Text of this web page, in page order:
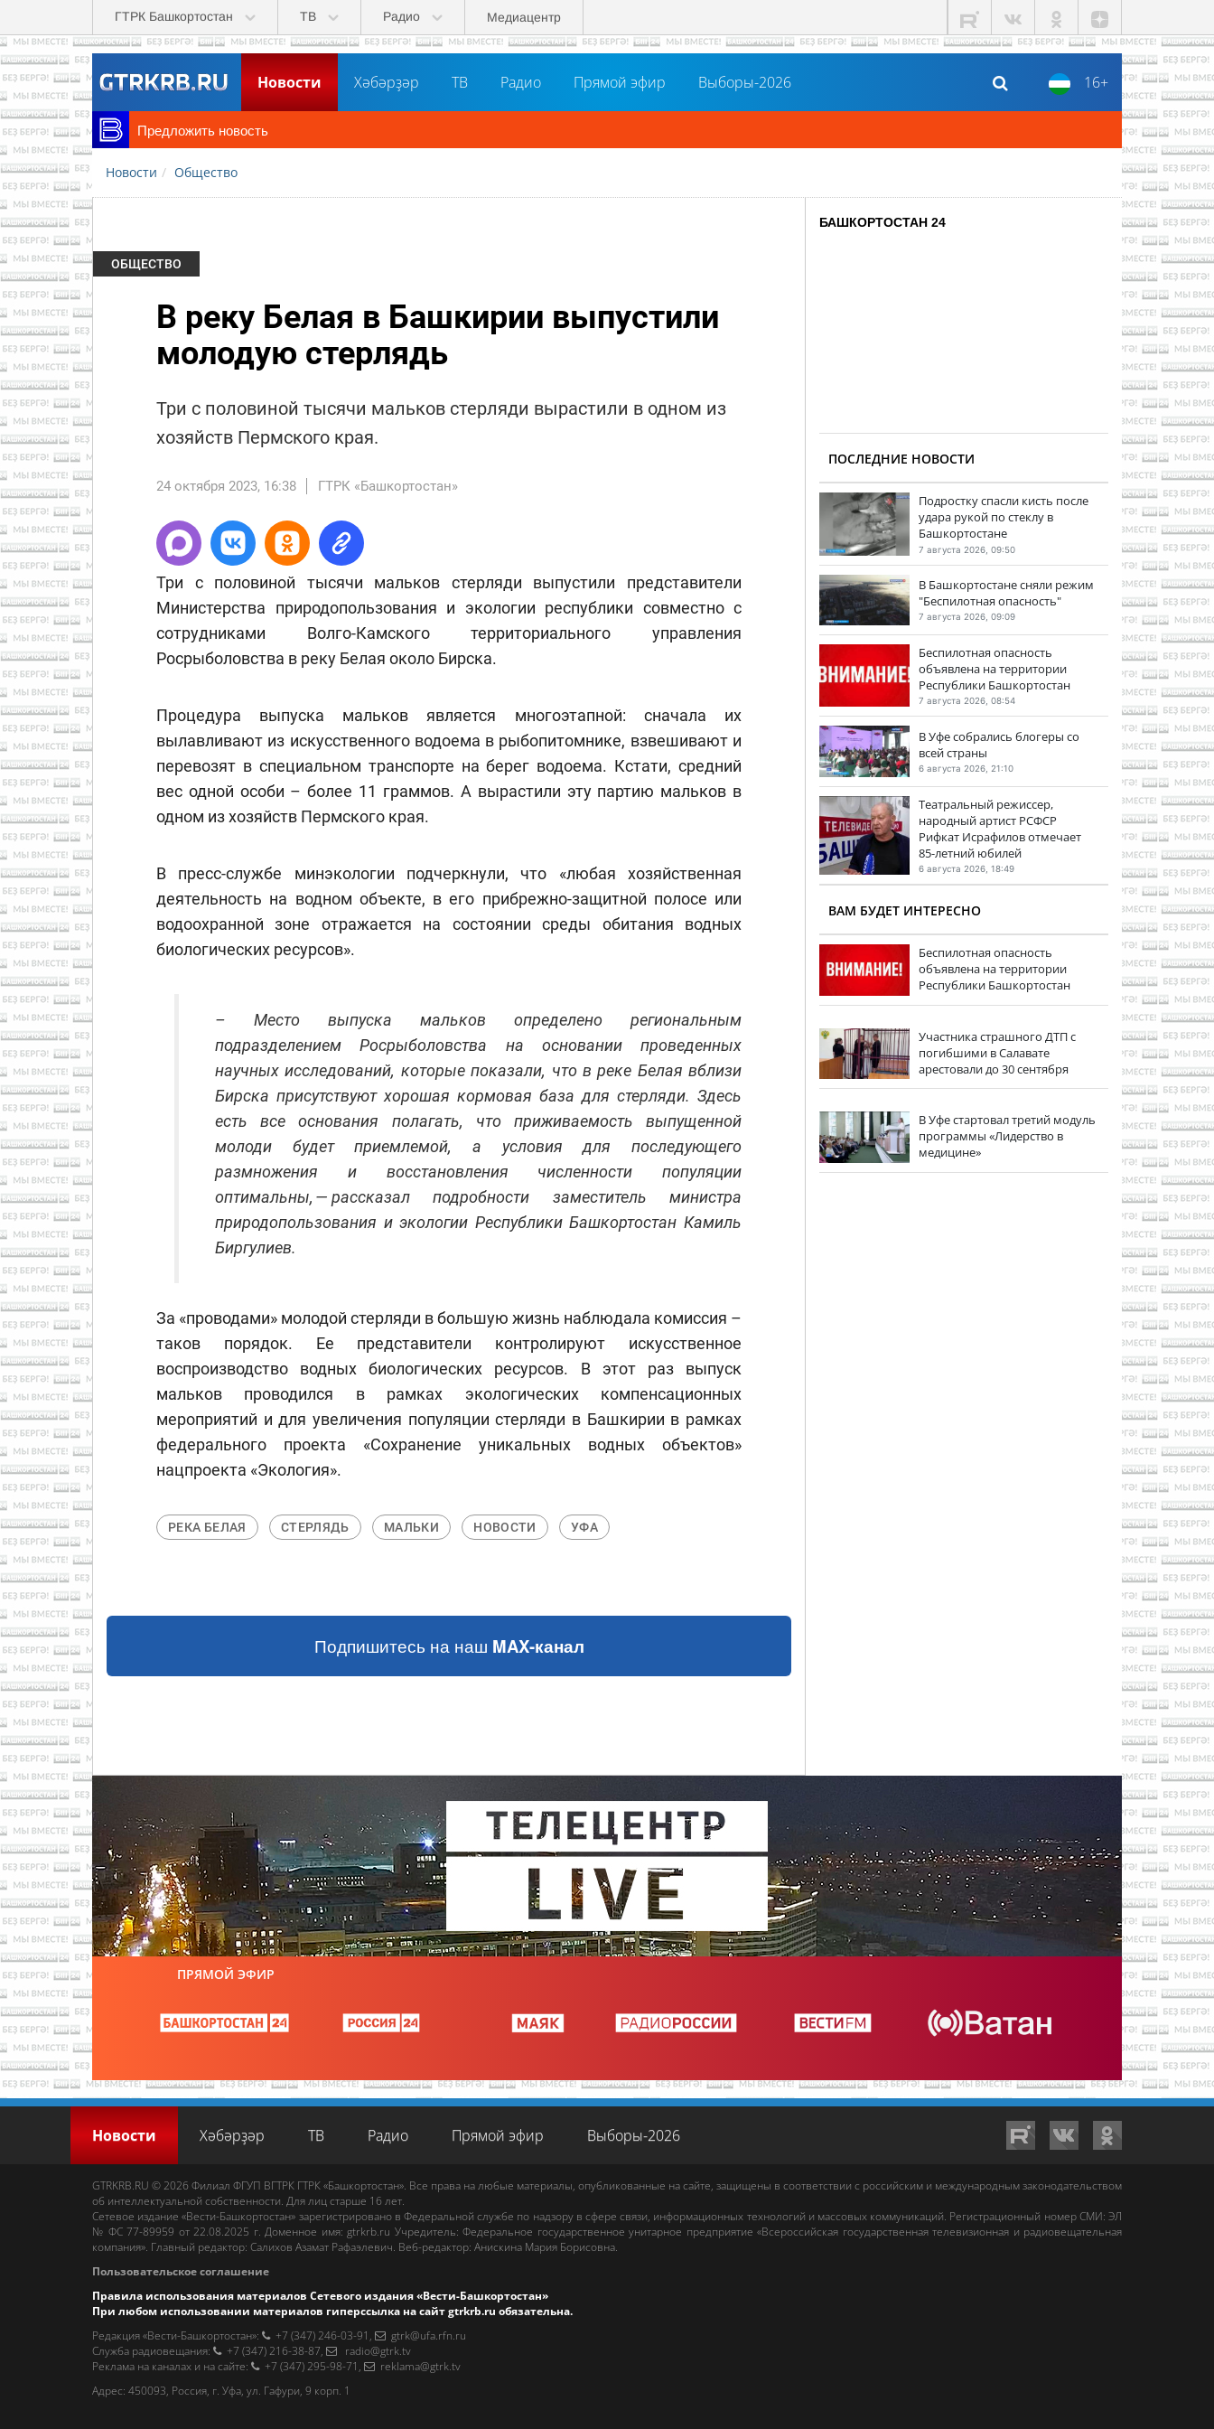
Перейти к основному содержанию
ГТРК Башкортостан ТВ Радио Медиацентр
16+
Новости Хәбәрҙәр ТВ Радио Прямой эфир Выборы-2026
Предложить новость
Новости Общество
ОБЩЕСТВО
В реку Белая в Башкирии выпустили
молодую стерлядь
Три с половиной тысячи мальков стерляди вырастили в одном из
хозяйств Пермского края.
24 октября 2023, 16:38 ГТРК «Башкортостан»
Три с половиной тысячи мальков стерляди выпустили представители
Министерства природопользования и экологии республики совместно с
сотрудниками Волго-Камского территориального управления
Росрыболовства в реку Белая около Бирска.
Процедура выпуска мальков является многоэтапной: сначала их
вылавливают из искусственного водоема в рыбопитомнике, взвешивают и
перевозят в специальном транспорте на берег водоема. Кстати, средний
вес одной особи – более 11 граммов. А вырастили эту партию мальков в
одном из хозяйств Пермского края.
В пресс-службе минэкологии подчеркнули, что «любая хозяйственная
деятельность на водном объекте, в его прибрежно-защитной полосе или
водоохранной зоне отражается на состоянии среды обитания водных
биологических ресурсов».
– Место выпуска мальков определено региональным
подразделением Росрыболовства на основании проведенных
научных исследований, которые показали, что в реке Белая вблизи
Бирска присутствуют хорошая кормовая база для стерляди. Здесь
есть все основания полагать, что приживаемость выпущенной
молоди будет приемлемой, а условия для последующего
размножения и восстановления численности популяции
оптимальны, — рассказал подробности заместитель министра
природопользования и экологии Республики Башкортостан Камиль
Биргулиев.
За «проводами» молодой стерляди в большую жизнь наблюдала комиссия –
таков порядок. Ее представители контролируют искусственное
воспроизводство водных биологических ресурсов. В этот раз выпуск
мальков проводился в рамках экологических компенсационных
мероприятий и для увеличения популяции стерляди в Башкирии в рамках
федерального проекта «Сохранение уникальных водных объектов»
нацпроекта «Экология».
РЕКА БЕЛАЯ СТЕРЛЯДЬ МАЛЬКИ НОВОСТИ УФА
Подпишитесь на наш MAX-канал
БАШКОРТОСТАН 24
ПОСЛЕДНИЕ НОВОСТИ
Подростку спасли кисть после
удара рукой по стеклу в
Башкортостане
7 августа 2026, 09:50
В Башкортостане сняли режим
"Беспилотная опасность"
7 августа 2026, 09:09
Беспилотная опасность
объявлена на территории
Республики Башкортостан
7 августа 2026, 08:54
В Уфе собрались блогеры со
всей страны
6 августа 2026, 21:10
Театральный режиссер,
народный артист РСФСР
Рифкат Исрафилов отмечает
85-летний юбилей
6 августа 2026, 18:49
ВАМ БУДЕТ ИНТЕРЕСНО
Беспилотная опасность
объявлена на территории
Республики Башкортостан
Участника страшного ДТП с
погибшими в Салавате
арестовали до 30 сентября
В Уфе стартовал третий модуль
программы «Лидерство в
медицине»
ПРЯМОЙ ЭФИР
Новости Хәбәрҙәр ТВ Радио Прямой эфир Выборы-2026
GTRKRB.RU © 2026 Филиал ФГУП ВГТРК ГТРК «Башкортостан». Все права на любые материалы, опубликованные на сайте, защищены в соответствии с российским и международным законодательством
об интеллектуальной собственности. Для лиц старше 16 лет.
Сетевое издание «Вести-Башкортостан» зарегистрировано в Федеральной службе по надзору в сфере связи, информационных технологий и массовых коммуникаций. Регистрационный номер СМИ: ЭЛ
№ ФС 77-89959 от 22.08.2025 г. Доменное имя:gtrkrb.ru Учредитель: Федеральное государственное унитарное предприятие «Всероссийская государственная телевизионная и радиовещательная
компания». Главный редактор: Салихов Азамат Рафаэлевич. Веб-редактор: Анискина Мария Борисовна.
Пользовательское соглашение
Правила использования материалов Сетевого издания «Вести-Башкортостан»
При любом использовании материалов гиперссылка на сайтgtrkrb.ru обязательна.
Редакция «Вести-Башкортостан»: +7 (347) 246-03-91 ,
gtrk@ufa.rfn.ru
Cлужба радиовещания: +7 (347) 216-38-87,
radio@gtrk.tv
Реклама на каналах и на сайте: +7 (347) 295-98-71 ,
reklama@gtrk.tv
Адрес: 450093, Россия, г. Уфа, ул. Гафури, 9 корп. 1